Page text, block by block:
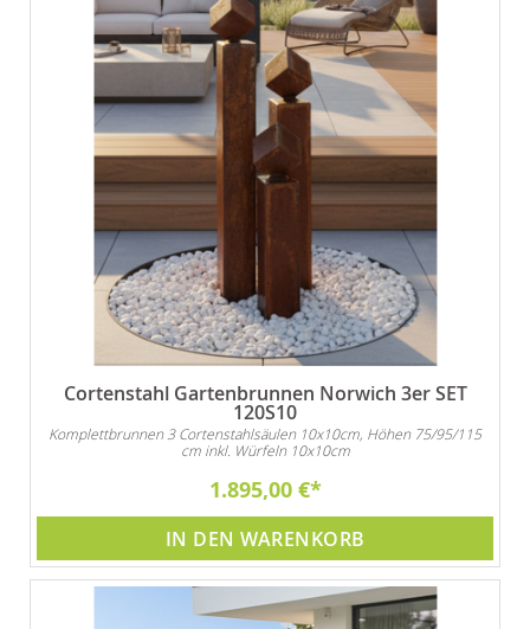
Cortenstahl Gartenbrunnen Norwich 3er SET
120S10
Komplettbrunnen 3 Cortenstahlsäulen 10x10cm, Höhen 75/95/115
cm inkl. Würfeln 10x10cm
1.895,00 €
IN DEN WARENKORB